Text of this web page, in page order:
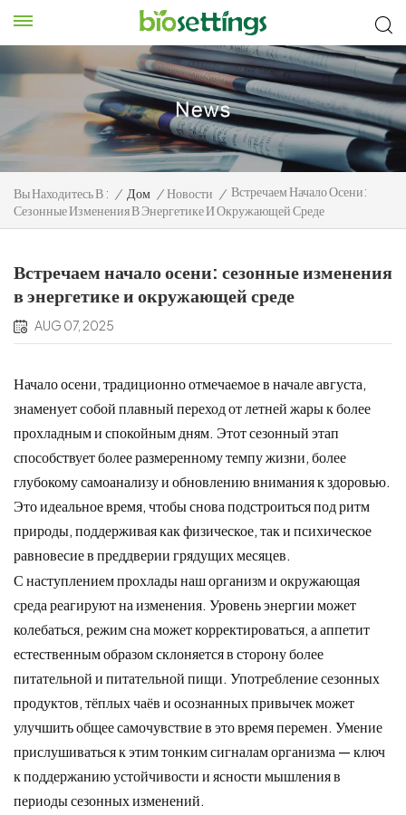
Вы Находитесь В : / Дом / Новости / Встречаем Начало Осени:
Сезонные Изменения В Энергетике И Окружающей Среде
Встречаем начало осени: сезонные изменения
в энергетике и окружающей среде
AUG 07, 2025
Начало осени, традиционно отмечаемое в начале августа,
знаменует собой плавный переход от летней жары к более
прохладным и спокойным дням. Этот сезонный этап
способствует более размеренному темпу жизни, более
глубокому самоанализу и обновлению внимания к здоровью.
Это идеальное время, чтобы снова подстроиться под ритм
природы, поддерживая как физическое, так и психическое
равновесие в преддверии грядущих месяцев.
С наступлением прохлады наш организм и окружающая
среда реагируют на изменения. Уровень энергии может
колебаться, режим сна может корректироваться, а аппетит
естественным образом склоняется в сторону более
питательной и питательной пищи. Употребление сезонных
продуктов, тёплых чаёв и осознанных привычек может
улучшить общее самочувствие в это время перемен. Умение
прислушиваться к этим тонким сигналам организма — ключ
к поддержанию устойчивости и ясности мышления в
периоды сезонных изменений.